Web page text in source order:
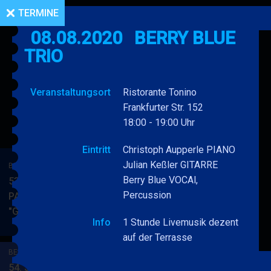
BERRY BLUE & BAND
53. JAZZ Matinee in den
PARKSIDE STUDIOS
"Gypsy Jazz"
BLUE
BERRY BLUE & BAND
54. JAZZ Matinee in den
TERMINE
08.08.2020
BERRY BLUE
TRIO
Veranstaltungsort
Ristorante Tonino
Frankfurter Str. 152
18:00 - 19:00 Uhr
Eintritt
Christoph Aupperle PIANO
Julian Keßler GITARRE
Berry Blue VOCAl,
Percussion
Info
1 Stunde Livemusik dezent
auf der Terrasse